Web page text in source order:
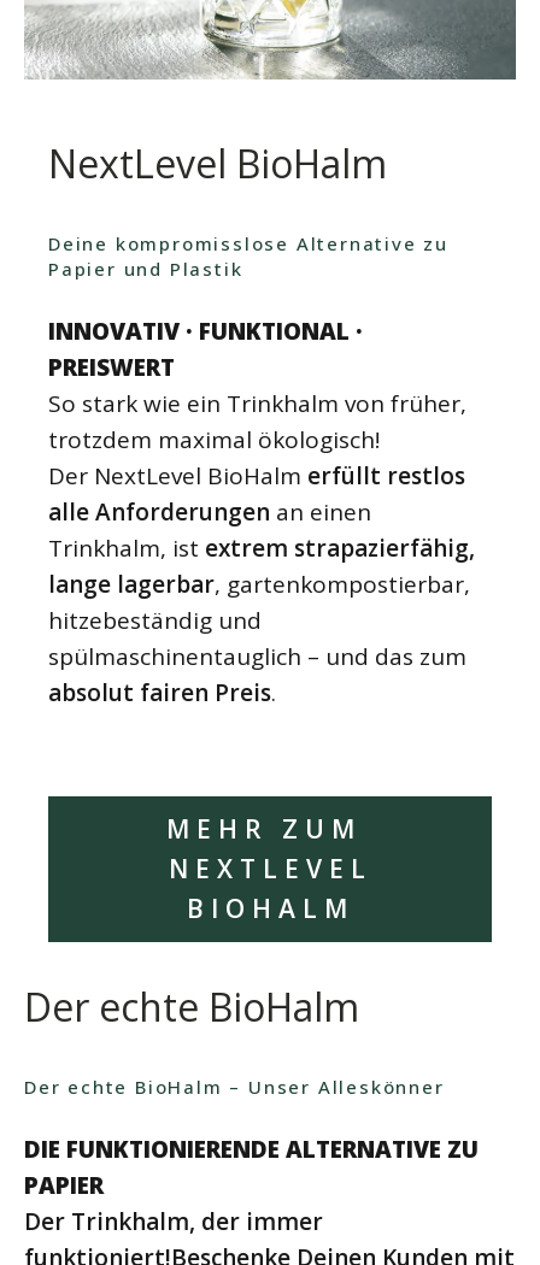
NextLevel BioHalm
Deine kompromisslose Alternative zu
Papier und Plastik
INNOVATIV · FUNKTIONAL ·
PREISWERT
So stark wie ein Trinkhalm von früher,
trotzdem maximal ökologisch!
Der NextLevel BioHalm erfüllt restlos
alle Anforderungen an einen
Trinkhalm, ist extrem strapazierfähig,
lange lagerbar, gartenkompostierbar,
hitzebeständig und
spülmaschinentauglich – und das zum
absolut fairen Preis.
MEHR ZUM
NEXTLEVEL
BIOHALM
Der echte BioHalm
Der echte BioHalm – Unser Alleskönner
DIE FUNKTIONIERENDE ALTERNATIVE ZU
PAPIER
Der Trinkhalm, der immer
funktioniert!Beschenke Deinen Kunden mit